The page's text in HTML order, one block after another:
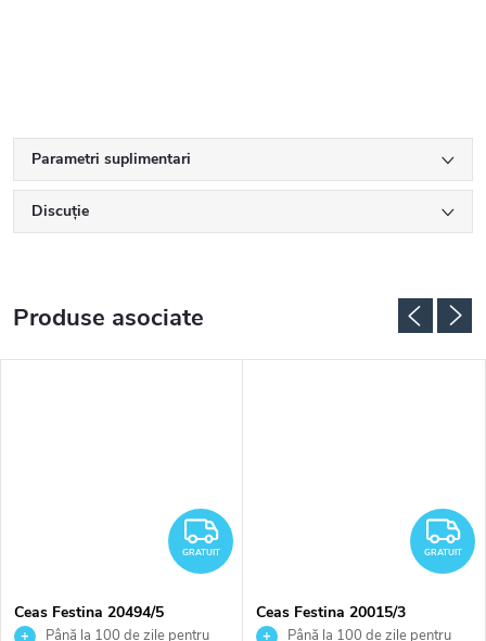
Parametri suplimentari
Discuţie
Produse asociate
GRATUIT
GRATUIT
Ceas Festina 20494/5
Până la 100 de zile pentru
GRATUIT
Ceas Festina 20015/3
Până la 100 de zile pentru